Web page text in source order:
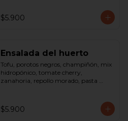
$5.900
Ensalada del huerto
Tofu, porotos negros, champiñón, mix
hidropónico, tomate cherry,
zanahoria, repollo morado, pasta
dressing: vinagreta, mostaza (vinagre
blanco, mostaza, azúcar). Bowl.
$5.900